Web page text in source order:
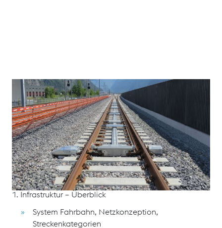
Dieses Seminar vermittelt Ihnen einen Überblick und
eine Einführung in die Grundlagen des Gleisbaus, in
die Arbeitsverfahren des Gleisumbaus sowie der
Instandhaltung von Gleisen und Weichen im
Vignolschienenbereich.
Schulungsinhalte
1. Infrastruktur – Überblick
System Fahrbahn, Netzkonzeption,
Streckenkategorien